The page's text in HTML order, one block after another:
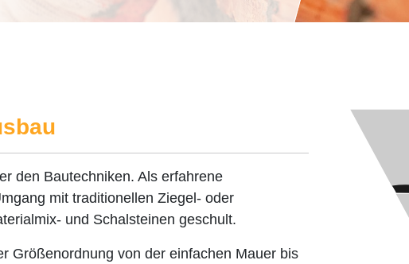
den Bautechniken. Als erfahrene
mit traditionellen Ziegel- oder
und Schalsteinen geschult.
Größenordnung von der einfachen Mauer bis